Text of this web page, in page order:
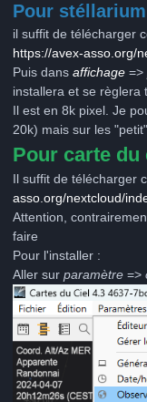
Pour stéllarium
il suffit de télécharger
https://avex-asso.org/
Puis dans affichage =>
installera et se règlera
Il est en 8k pixel. Je
20k) mais sur les
Pour carte du
Il suffit de télécharger
asso.org/nextcloud/
Attention,
faire
Pour l'installer :
Aller sur paramètre =>